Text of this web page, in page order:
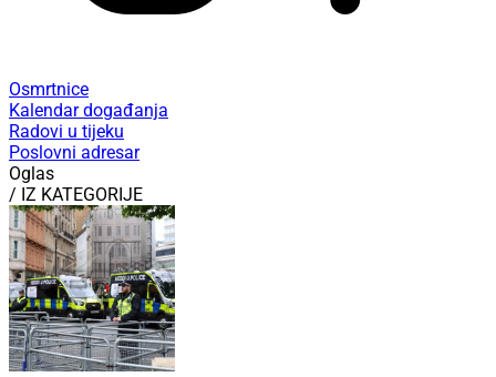
Osmrtnice
Kalendar događanja
Radovi u tijeku
Poslovni adresar
Oglas
/ IZ KATEGORIJE